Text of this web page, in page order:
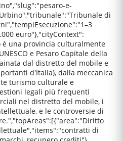
e-
di
euro"},"cityContext":
una provincia culturalmente
e Pesaro Capitale della
dal distretto del mobile e
d'Italia), dalla meccanica
turismo culturale e
legali più frequenti
nel distretto del mobile, i
e le controversie di
di